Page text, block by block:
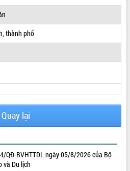
thành phố
Quay lại
QĐ-BVHTTDL ngày 05/8/2026 của Bộ
và Du lịch